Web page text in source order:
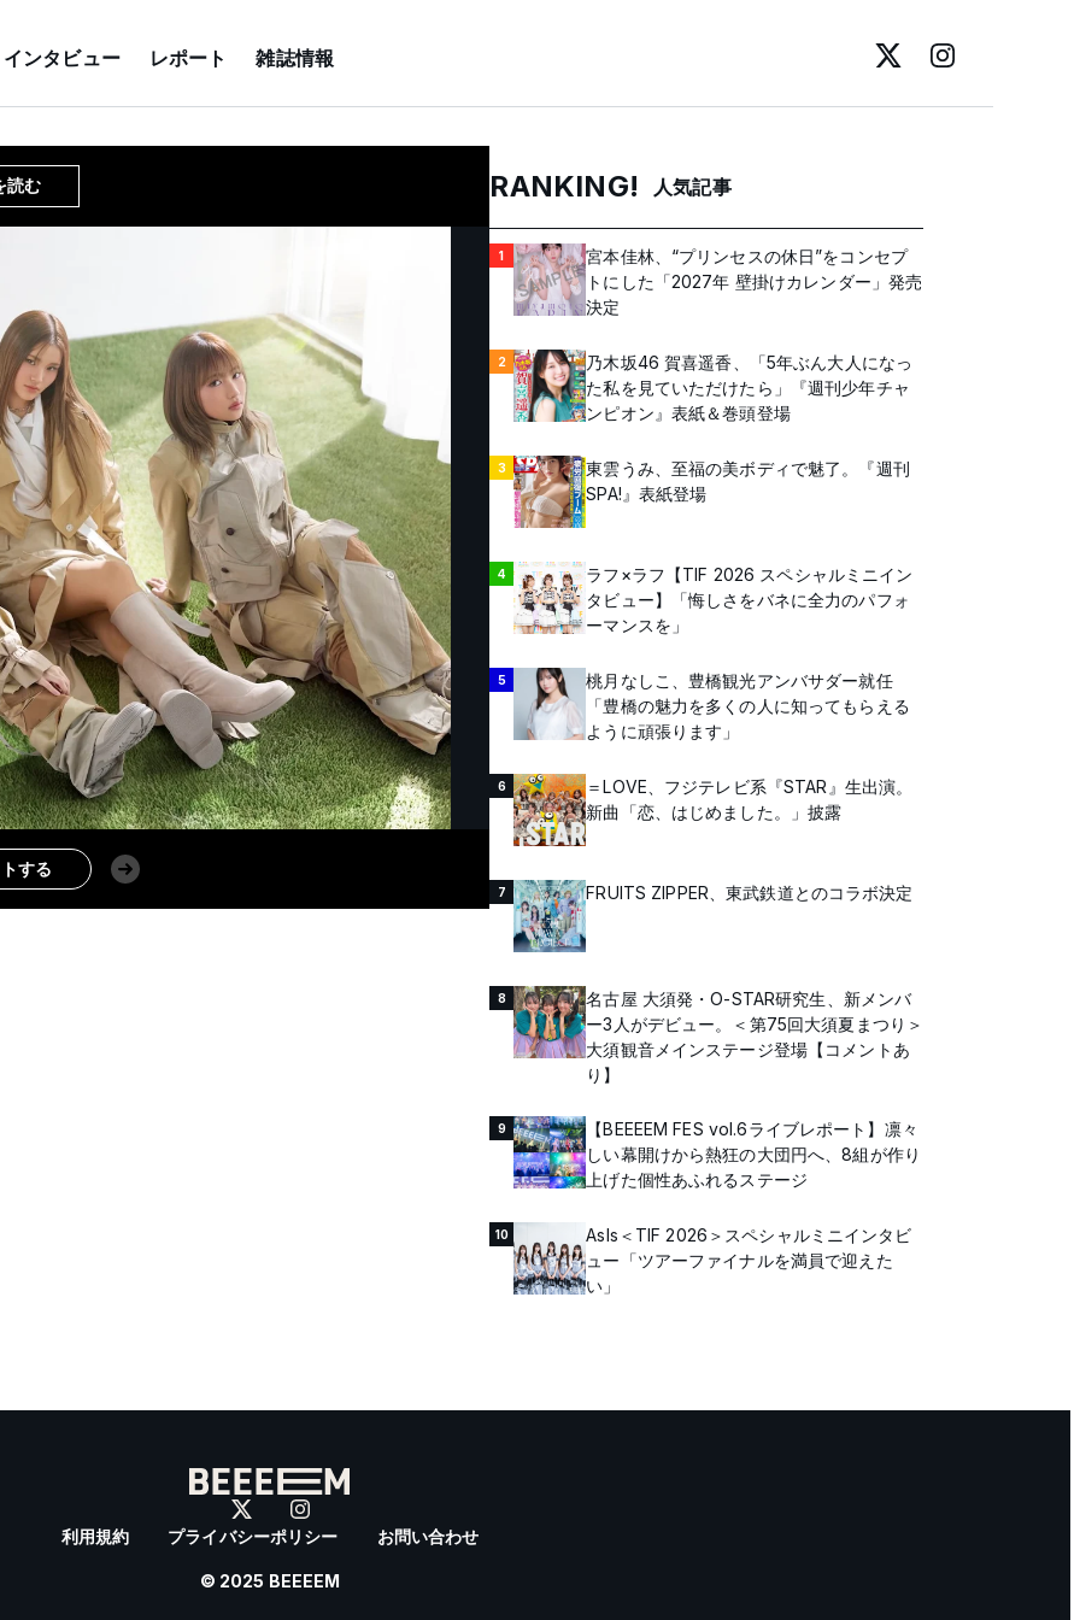
インタビュー レポート 雑誌情報
読む
する
RANKING! 人気記事
1
宮本佳林、“プリンセスの休日”をコンセプ
トにした「2027年 壁掛けカレンダー」発売
決定
2
乃木坂46 賀喜遥香、「5年ぶん大人になっ
た私を見ていただけたら」『週刊少年チャ
ンピオン』表紙＆巻頭登場
3
東雲うみ、至福の美ボディで魅了。『週刊
SPA!』表紙登場
4
ラフ×ラフ【TIF 2026 スペシャルミニイン
タビュー】「悔しさをバネに全力のパフォ
ーマンスを」
5
桃月なしこ、豊橋観光アンバサダー就任
「豊橋の魅力を多くの人に知ってもらえる
ように頑張ります」
6
＝LOVE、フジテレビ系『STAR』生出演。
新曲「恋、はじめました。」披露
7 FRUITS ZIPPER、東武鉄道とのコラボ決定
8
名古屋 大須発・O-STAR研究生、新メンバ
ー3人がデビュー。＜第75回大須夏まつり＞
大須観音メインステージ登場【コメントあ
り】
9
【BEEEEM FES vol.6ライブレポート】凛々
しい幕開けから熱狂の大団円へ、8組が作り
上げた個性あふれるステージ
10
AsIs＜TIF 2026＞スペシャルミニインタビ
ュー「ツアーファイナルを満員で迎えた
い」
利用規約 プライバシーポリシー お問い合わせ
© 2025 BEEEEM